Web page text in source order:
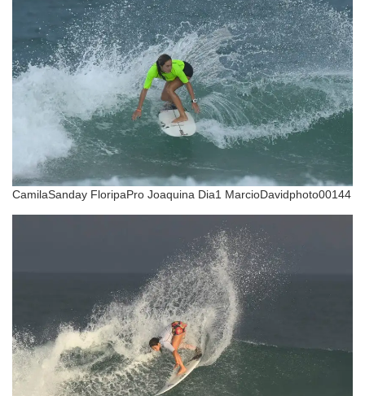
CamilaSanday FloripaPro Joaquina Dia1 MarcioDavidphoto00144